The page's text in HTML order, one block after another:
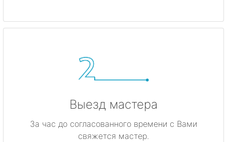
Выезд мастера
За час до согласованного времени с Вами
свяжется мастер.